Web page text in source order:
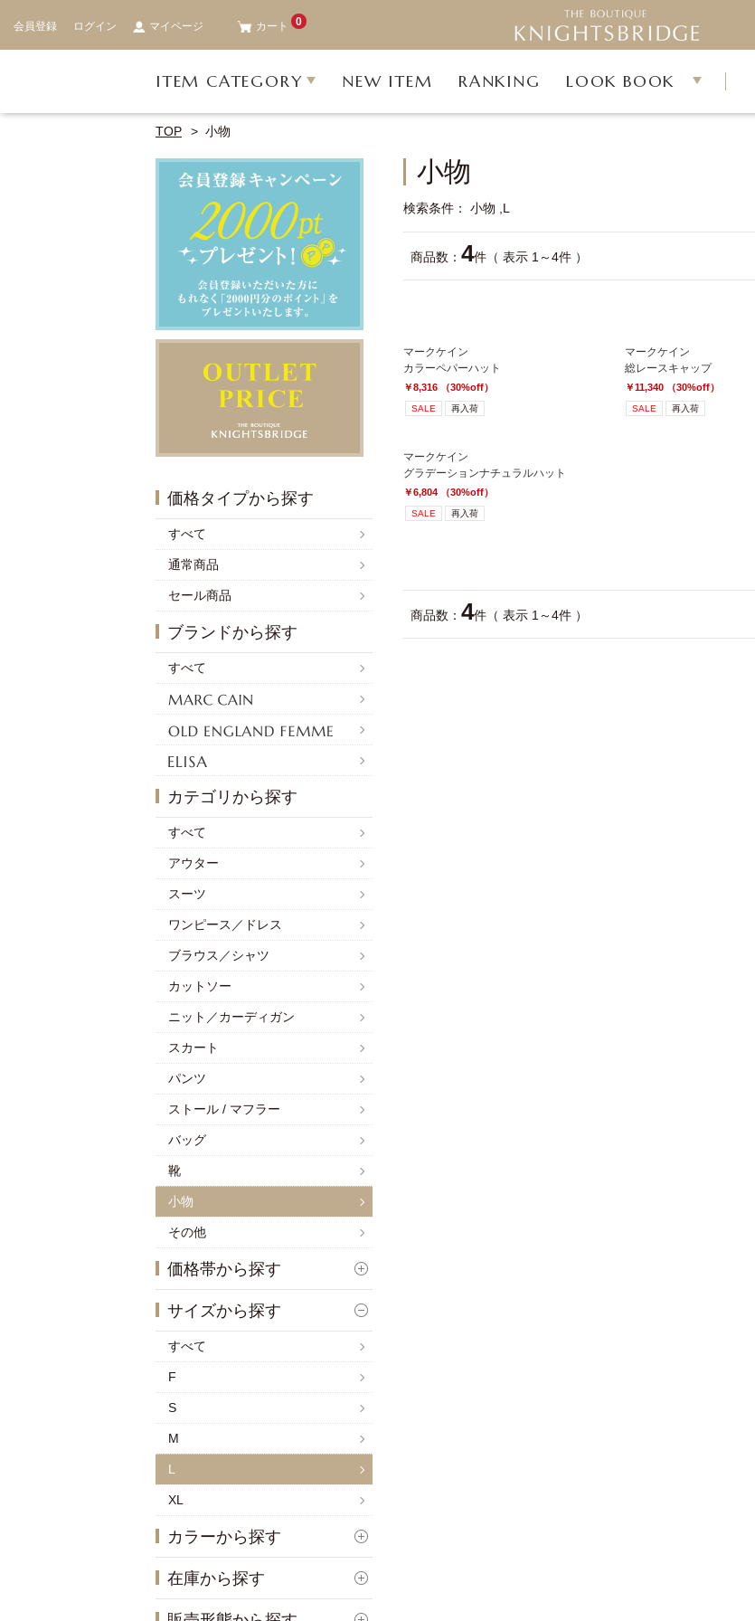
会員登録 ログイン マイページ カート 0
ITEM CATEGORY NEW ITEM RANKING LOOK BOOK
TOP 小物
小物
検索条件 小物 L
商品数： 4件（ 表示 1～4件 ）
マークケイン
カラーペパーハット
￥8,316 （30%off）
SALE 再入荷
マークケイン
総レースキャップ
￥11,340 （30%off）
SALE 再入荷
マークケイン
グラデーションナチュラルハット
￥6,804 （30%off）
SALE 再入荷
商品数： 4件（ 表示 1～4件 ）
価格タイプから探す
すべて
通常商品
セール商品
ブランドから探す
すべて
カテゴリから探す
すべて
アウター
スーツ
ワンピース／ドレス
ブラウス／シャツ
カットソー
ニット／カーディガン
スカート
パンツ
ストール / マフラー
バッグ
靴
小物
その他
価格帯から探す
サイズから探す
すべて
F
S
M
L
XL
カラーから探す
在庫から探す